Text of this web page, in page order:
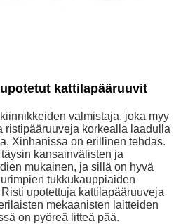
kattilapääruuvit
valmistaja, joka myy
ristipääruuveja korkealla laadulla
Xinhanissa on erillinen tehdas.
kansainvälisten ja
mukainen, ja sillä on hyvä
tukkukauppiaiden
upotettuja kattilapääruuveja
mekaanisten laitteiden
on pyöreä litteä pää.